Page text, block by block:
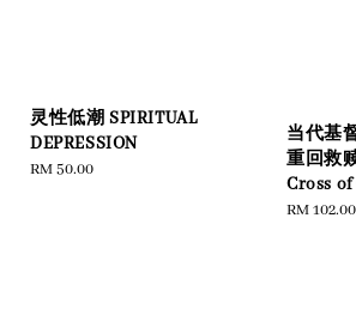
灵性低潮 SPIRITUAL
DEPRESSION
Regular
RM 50.00
当代基
重回救
Cross
Regular
RM 102.00